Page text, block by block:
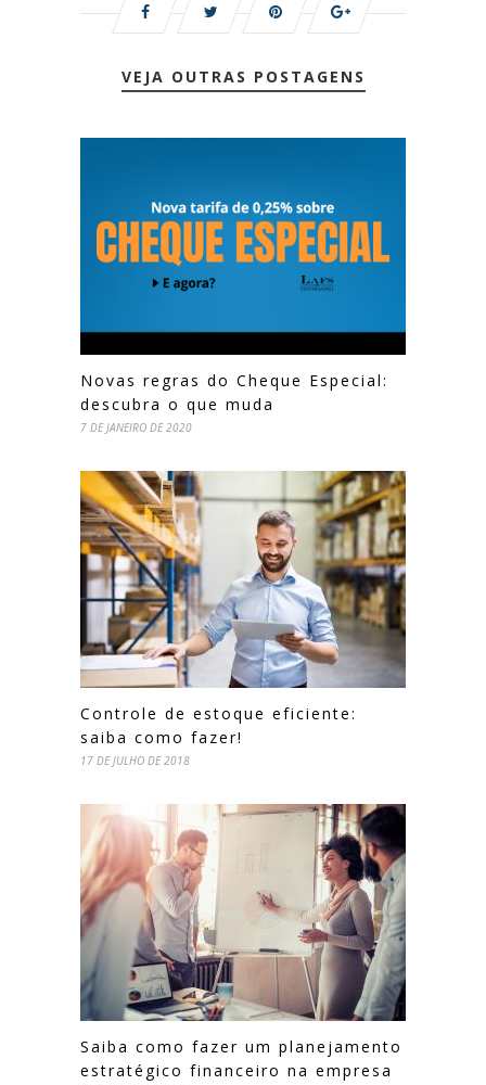
VEJA OUTRAS POSTAGENS
Novas regras do Cheque Especial:
descubra o que muda
7 DE JANEIRO DE 2020
Controle de estoque eficiente:
saiba como fazer!
17 DE JULHO DE 2018
Saiba como fazer um planejamento
estratégico financeiro na empresa